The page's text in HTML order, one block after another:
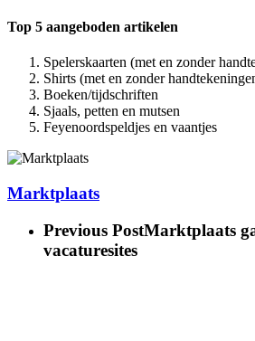
Top 5 aangeboden artikelen
Spelerskaarten (met en zonder
Shirts (met en zonder
Boeken/tijdschriften
Sjaals, petten en mutsen
Feyenoordspeldjes en vaantjes
Marktplaats
Previous PostMarktplaats
vacaturesites